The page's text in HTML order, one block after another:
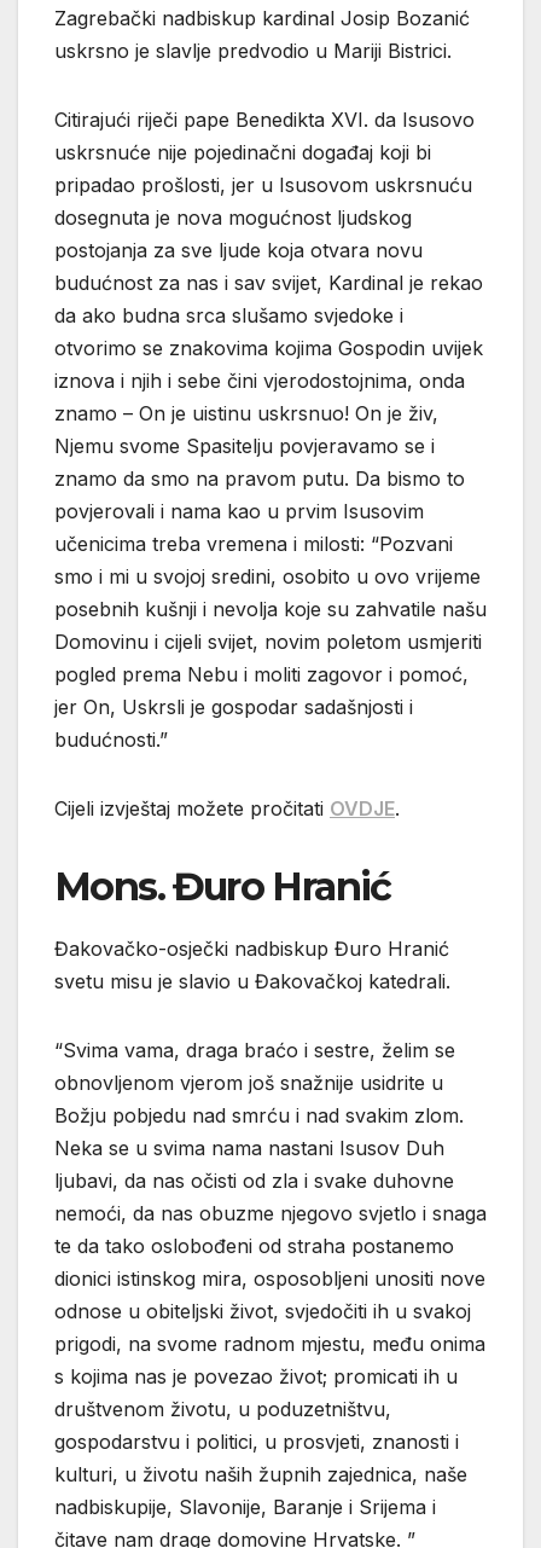
Zagrebački nadbiskup kardinal Josip Bozanić
uskrsno je slavlje predvodio u Mariji Bistrici.
Citirajući riječi pape Benedikta XVI. da Isusovo
uskrsnuće nije pojedinačni događaj koji bi
pripadao prošlosti, jer u Isusovom uskrsnuću
dosegnuta je nova mogućnost ljudskog
postojanja za sve ljude koja otvara novu
budućnost za nas i sav svijet, Kardinal je rekao
da ako budna srca slušamo svjedoke i
otvorimo se znakovima kojima Gospodin uvijek
iznova i njih i sebe čini vjerodostojnima, onda
znamo – On je uistinu uskrsnuo! On je živ,
Njemu svome Spasitelju povjeravamo se i
znamo da smo na pravom putu. Da bismo to
povjerovali i nama kao u prvim Isusovim
učenicima treba vremena i milosti: “Pozvani
smo i mi u svojoj sredini, osobito u ovo vrijeme
posebnih kušnji i nevolja koje su zahvatile našu
Domovinu i cijeli svijet, novim poletom usmjeriti
pogled prema Nebu i moliti zagovor i pomoć,
jer On, Uskrsli je gospodar sadašnjosti i
budućnosti.”
Cijeli izvještaj možete pročitati OVDJE.
Mons. Đuro Hranić
Đakovačko-osječki nadbiskup Đuro Hranić
svetu misu je slavio u Đakovačkoj katedrali.
“Svima vama, draga braćo i sestre, želim se
obnovljenom vjerom još snažnije usidrite u
Božju pobjedu nad smrću i nad svakim zlom.
Neka se u svima nama nastani Isusov Duh
ljubavi, da nas očisti od zla i svake duhovne
nemoći, da nas obuzme njegovo svjetlo i snaga
te da tako oslobođeni od straha postanemo
dionici istinskog mira, osposobljeni unositi nove
odnose u obiteljski život, svjedočiti ih u svakoj
prigodi, na svome radnom mjestu, među onima
s kojima nas je povezao život; promicati ih u
društvenom životu, u poduzetništvu,
gospodarstvu i politici, u prosvjeti, znanosti i
kulturi, u životu naših župnih zajednica, naše
nadbiskupije, Slavonije, Baranje i Srijema i
čitave nam drage domovine Hrvatske. ”